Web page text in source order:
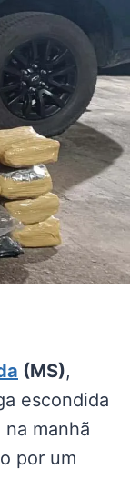
(MS),
escondida
manhã
por um